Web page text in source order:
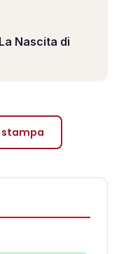
Nascita di
stampa